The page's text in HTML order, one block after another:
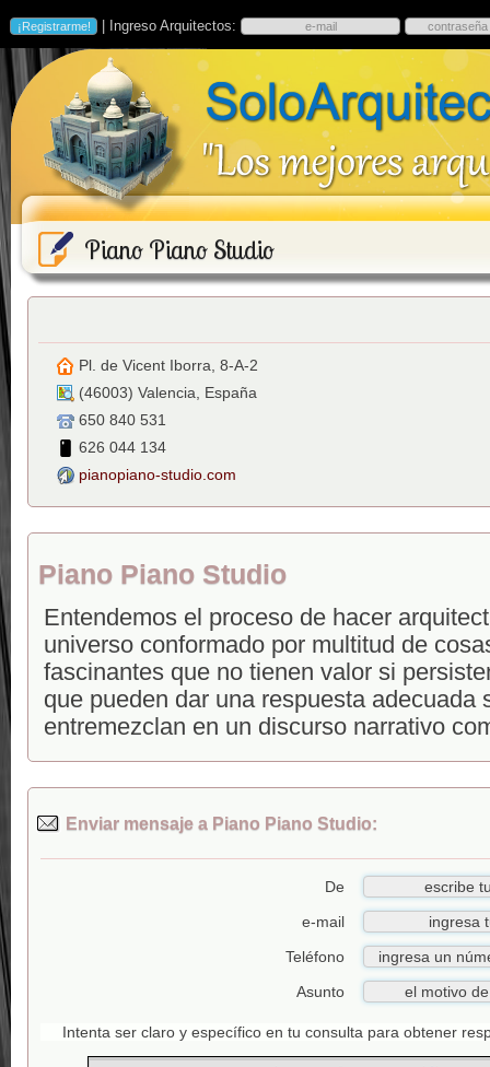
| Ingreso Arquitectos:
Piano Piano Studio
Pl. de Vicent Iborra, 8-A-2
(46003) Valencia
España
650 840 531
626 044 134
pianopiano-studio.com
Piano Piano Studio
Entendemos el proceso de hacer
universo conformado por multitud de
fascinantes que no tienen valor si
que pueden dar una respuesta adecuada
entremezclan en un discurso narrativo
Enviar mensaje a Piano Piano Studio:
De
e-mail
Teléfono
Asunto
Intenta ser claro y específico en tu consulta para obtener